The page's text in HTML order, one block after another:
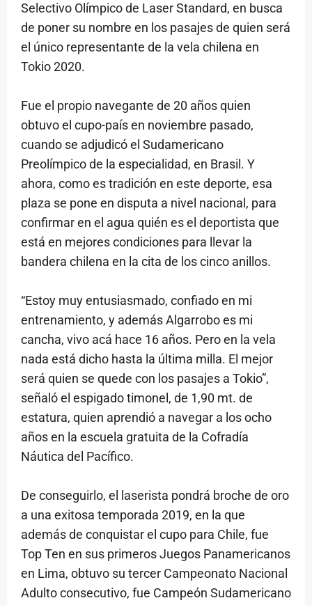
Selectivo Olímpico de Laser Standard, en busca
de poner su nombre en los pasajes de quien será
el único representante de la vela chilena en
Tokio 2020.
Fue el propio navegante de 20 años quien
obtuvo el cupo-país en noviembre pasado,
cuando se adjudicó el Sudamericano
Preolímpico de la especialidad, en Brasil. Y
ahora, como es tradición en este deporte, esa
plaza se pone en disputa a nivel nacional, para
confirmar en el agua quién es el deportista que
está en mejores condiciones para llevar la
bandera chilena en la cita de los cinco anillos.
“Estoy muy entusiasmado, confiado en mi
entrenamiento, y además Algarrobo es mi
cancha, vivo acá hace 16 años. Pero en la vela
nada está dicho hasta la última milla. El mejor
será quien se quede con los pasajes a Tokio”,
señaló el espigado timonel, de 1,90 mt. de
estatura, quien aprendió a navegar a los ocho
años en la escuela gratuita de la Cofradía
Náutica del Pacífico.
De conseguirlo, el laserista pondrá broche de oro
a una exitosa temporada 2019, en la que
además de conquistar el cupo para Chile, fue
Top Ten en sus primeros Juegos Panamericanos
en Lima, obtuvo su tercer Campeonato Nacional
Adulto consecutivo, fue Campeón Sudamericano